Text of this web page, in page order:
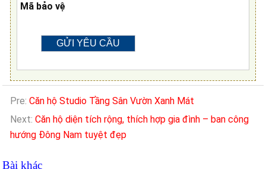
Mã bảo vệ
Pre:Căn hộ Studio Tầng Sân Vườn Xanh Mát
Next:Căn hộ diện tích rộng, thích hợp gia đình – ban công
hướng Đông Nam tuyệt đẹp
Bài khác